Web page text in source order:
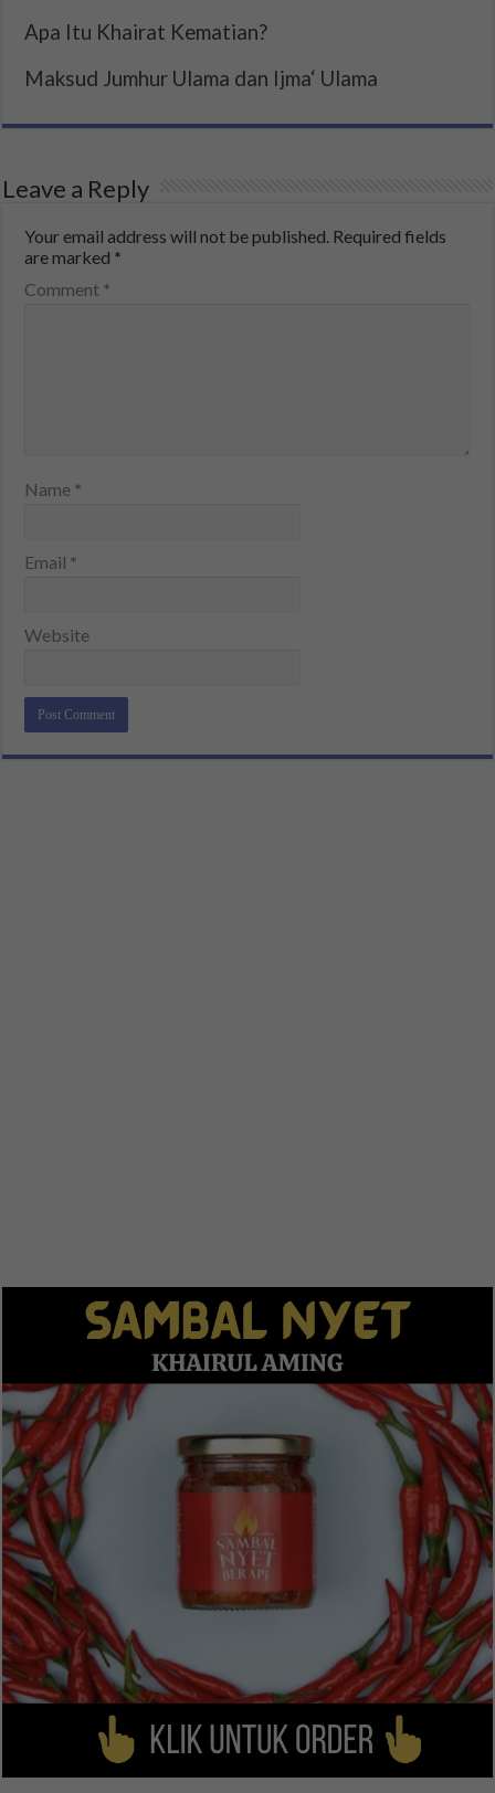
Apa Itu Khairat Kematian?
Maksud Jumhur Ulama dan Ijma‘ Ulama
Leave a Reply
Your email address will not be published. Required fields
are marked *
Comment *
Name *
Email *
Website
Alternative: